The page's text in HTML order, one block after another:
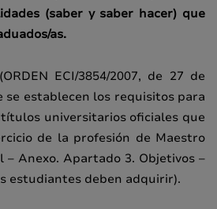
(saber y saber hacer) que
as.
ECI/3854/2007, de 27 de
se establecen los requisitos para
universitarios oficiales que
de la profesión de Maestro
– Anexo. Apartado 3. Objetivos –
estudiantes deben adquirir).